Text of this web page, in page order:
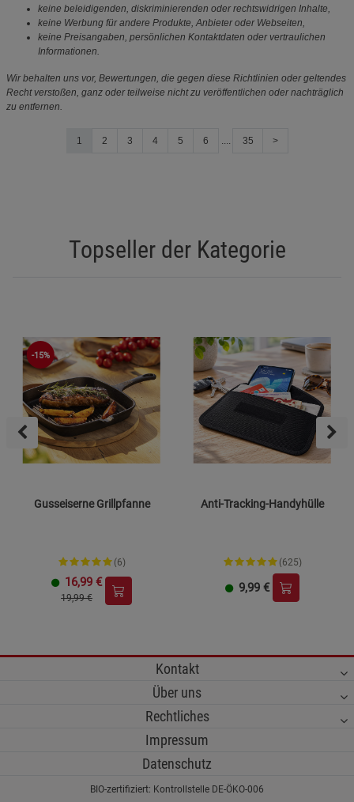
keine beleidigenden, diskriminierenden oder rechtswidrigen Inhalte,
keine Werbung für andere Produkte, Anbieter oder Webseiten,
keine Preisangaben, persönlichen Kontaktdaten oder vertraulichen
Informationen.
Wir behalten uns vor, Bewertungen, die gegen diese Richtlinien oder geltendes
Recht verstoßen, ganz oder teilweise nicht zu veröffentlichen oder nachträglich
zu entfernen.
1 2 3 4 5 6 .... 35 >
Topseller der Kategorie
-15%
Gusseiserne Grillpfanne
(6)
16,99 €
19,99 €
Anti-Tracking-Handyhülle
(625)
9,99 €
Kontakt
Über uns
Rechtliches
Impressum
Datenschutz
BIO-zertifiziert: Kontrollstelle DE-ÖKO-006